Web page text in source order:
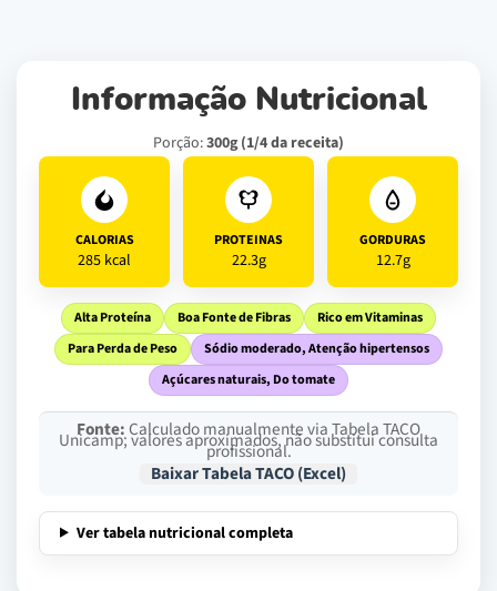
Informação Nutricional
Porção:300g (1/4 da receita)
CALORIAS
285 kcal
PROTEINAS
22.3g
GORDURAS
12.7g
Alta Proteína Boa Fonte de Fibras
Rico em Vitaminas
Para Perda de Peso
Sódio moderado, Atenção hipertensos
Açúcares naturais, Do tomate
Fonte:Calculado manualmente via Tabela TACO
Unicamp; valores aproximados, não substitui consulta
profissional.
Baixar Tabela TACO (Excel)
Ver tabela nutricional completa